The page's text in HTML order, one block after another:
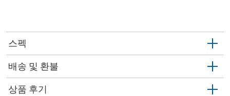
스펙
배송 및 환불
상품 후기